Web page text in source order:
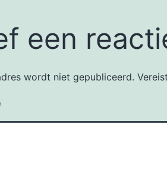
een
wordt niet gepubliceerd.